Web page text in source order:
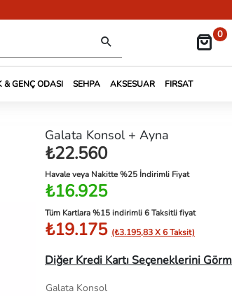
0
& GENÇ ODASI SEHPA AKSESUAR FIRSAT
Galata Konsol + Ayna
₺22.560
Havale veya Nakitte %25 İndirimli Fiyat
₺16.925
Tüm Kartlara %15 indirimli 6 Taksitli fiyat
₺19.175 (₺3.195,83 X 6 Taksit)
Diğer Kredi Kartı Seçeneklerini
Galata Konsol